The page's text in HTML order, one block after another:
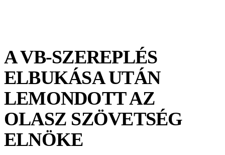
A VB-SZEREPLÉS
ELBUKÁSA UTÁN
LEMONDOTT AZ
OLASZ SZÖVETSÉG
ELNÖKE